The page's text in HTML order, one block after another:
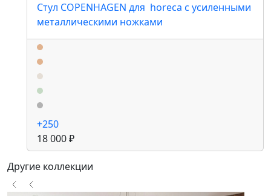
Стул COPENHAGEN для horeca с усиленными
металлическими ножками
+250
18 000 ₽
Другие коллекции